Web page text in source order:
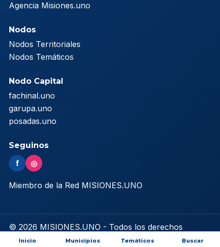
Agencia Misiones.uno
Nodos
Nodos Territoriales
Nodos Temáticos
Nodo Capital
fachinal.uno
garupa.uno
posadas.uno
Seguinos
f ◎
Miembro de la Red MISIONES.UNO
© 2026 MISIONES.UNO - Todos los derechos
reservados
Inicio Municipios Temáticos Buscar